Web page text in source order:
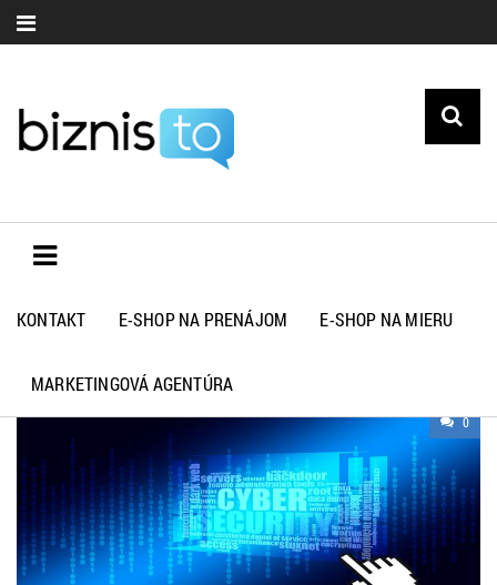
KONTAKT E-SHOP NA PRENÁJOM E-SHOP NA MIERU
MARKETINGOVÁ AGENTÚRA
0